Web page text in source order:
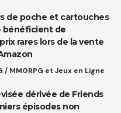
de poche et cartouches
bénéficient de
rares lors de la vente
/ MMORPG et Jeux en Ligne
dérivée de Friends
épisodes non